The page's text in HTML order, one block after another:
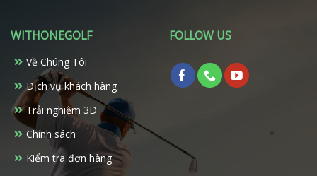
WITHONEGOLF
Về Chúng Tôi
Dịch vụ khách hàng
Trải nghiệm 3D
Chính sách
Kiểm tra đơn hàng
FOLLOW US